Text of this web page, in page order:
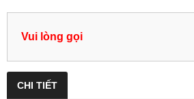
Vui lòng gọi
CHI TIẾT